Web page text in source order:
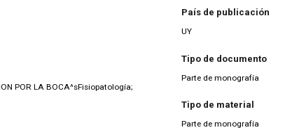
POR LA BOCA^sFisiopatología;
País de publicación
UY
Tipo de documento
Parte de monografía
Tipo de material
Parte de monografía